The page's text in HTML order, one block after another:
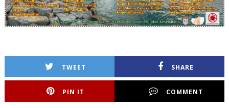
TWEET SHARE
PIN IT COMMENT